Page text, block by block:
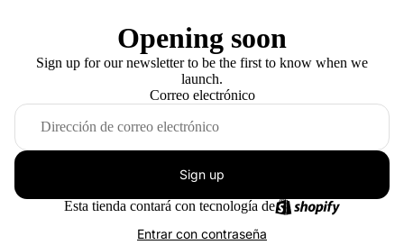
Opening soon
Sign up for our newsletter to be the first to know when we
launch.
Correo electrónico
Sign up
Esta tienda contará con tecnología de
Entrar con contraseña